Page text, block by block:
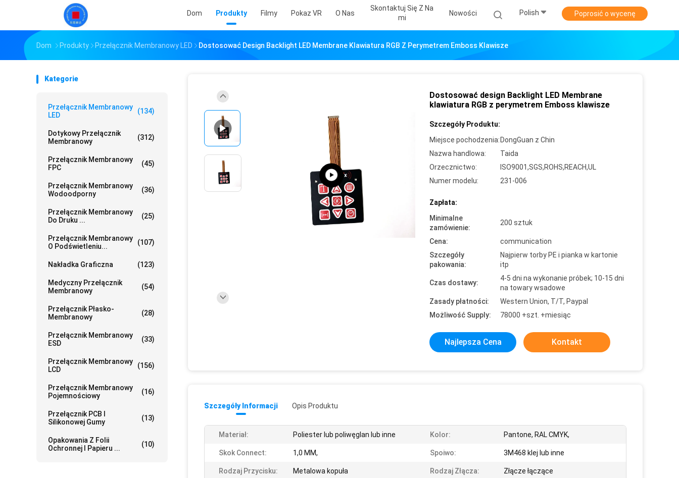
Dom Produkty Filmy Pokaz VR O Nas
Skontaktuj Się Z Na
Mi
Nowości Polish Poprosić o wycenę
Dom Produkty Przełącznik Membranowy LED Dostosować Design Backlight LED Membrane Klawiatura RGB Z Perymetrem Emboss Klawisze
Kategorie
Przełącznik Membranowy
LED
(134)
Dotykowy Przełącznik
Membranowy
(312)
Przełącznik Membranowy
FPC
(45)
Przełącznik Membranowy
Wodoodporny
(36)
Przełącznik Membranowy
Do Druku ...
(25)
Przełącznik Membranowy
O Podświetleniu...
(107)
Nakładka Graficzna (123)
Medyczny Przełącznik
Membranowy
(54)
Przełącznik Płasko-
Membranowy
(28)
Przełącznik Membranowy
ESD
(33)
Przełącznik Membranowy
LCD
(156)
Przełącznik Membranowy
Pojemnościowy
(16)
Przełącznik PCB I
Silikonowej Gumy
(13)
Opakowania Z Folii
Ochronnej I Papieru ...
(10)
Dostosować design Backlight LED Membrane
klawiatura RGB z perymetrem Emboss klawisze
Szczegóły Produktu:
Miejsce pochodzenia: DongGuan z Chin
Nazwa handlowa:
Taida
Orzecznictwo:
ISO9001,SGS,ROHS,REACH,UL
Numer modelu:
231-006
Zapłata:
Minimalne
zamówienie:
200 sztuk
Cena:
communication
Szczegóły
pakowania:
Najpierw torby PE i pianka w kartonie
itp
Czas dostawy:
4-5 dni na wykonanie próbek; 10-15 dni
na towary wsadowe
Zasady płatności:
Western Union, T/T, Paypal
Możliwość Supply:
78000 +szt. +miesiąc
Najlepsza Cena Kontakt
Szczegóły Informacji Opis Produktu
Materiał: Poliester lub poliwęglan lub inne Kolor: Pantone, RAL CMYK,
Skok Connect: 1,0 MM, Spoiwo: 3M468 klej lub inne
Rodzaj Przycisku: Metalowa kopuła Rodzaj Złącza: Złącze łączące